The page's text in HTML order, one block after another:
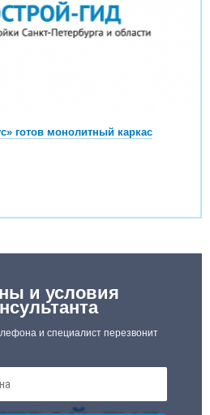
готов монолитный каркас
и условия
и специалист перезвонит